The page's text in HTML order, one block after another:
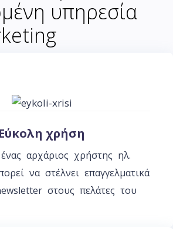
υπηρεσία
Εύκολη χρήση
αρχάριος χρήστης ηλ.
να στέλνει επαγγελματικά
στους πελάτες του